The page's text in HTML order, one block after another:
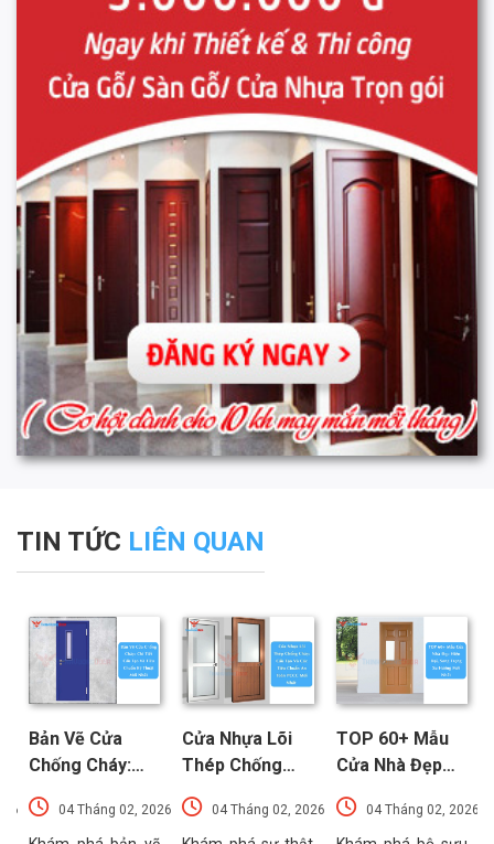
TIN TỨC LIÊN QUAN
Bản Vẽ Cửa
Chống Cháy:
Chi Tiết Cấu
Tạo Và Tiêu
04 Tháng 02, 2026
Cửa Nhựa Lõi
Thép Chống
Cháy: Cấu Tạo
Và Các Tiêu
04 Tháng 02, 2026
TOP 60+ Mẫu
Cửa Nhà Đẹp
Hiện Đại, Sang
Trọng Xu
04 Tháng 02, 2026